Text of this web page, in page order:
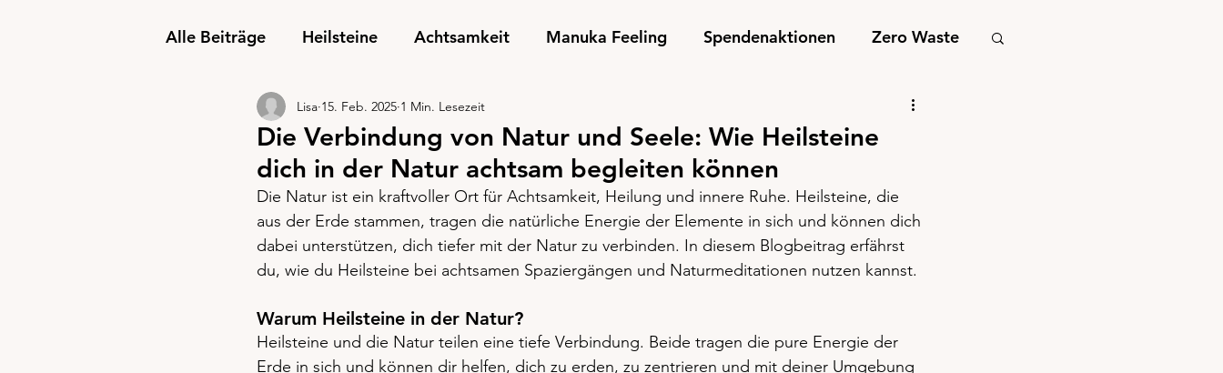
Alle Beiträge Heilsteine Achtsamkeit Manuka Feeling Spendenaktionen Zero Waste
Die Verbindung von Natur und Seele: Wie Heilsteine
dich in der Natur achtsam begleiten können
Lisa 15. Feb. 2025 1 Min. Lesezeit
Die Natur ist ein kraftvoller Ort für Achtsamkeit, Heilung und innere Ruhe. Heilsteine, die
aus der Erde stammen, tragen die natürliche Energie der Elemente in sich und können dich
dabei unterstützen, dich tiefer mit der Natur zu verbinden. In diesem Blogbeitrag erfährst
du, wie du Heilsteine bei achtsamen Spaziergängen und Naturmeditationen nutzen kannst.
Warum Heilsteine in der Natur?
Heilsteine und die Natur teilen eine tiefe Verbindung. Beide tragen die pure Energie der
Erde in sich und können dir helfen, dich zu erden, zu zentrieren und mit deiner Umgebung